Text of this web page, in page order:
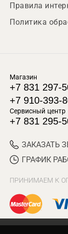
Правила
Политика
Магазин
+7 831 297-
+7 910-393-
Сервисный центр
+7 831 295-
ЗАКАЗАТЬ
ГРАФИК
ПРИНИМАЕМ К